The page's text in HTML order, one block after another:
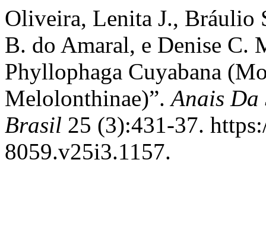
Oliveira, Lenita J., Bráulio
B. do Amaral, e Denise C.
Phyllophaga Cuyabana
Melolonthinae)”.Anais Da
Brasil 25 (3):431-37.
8059.v25i3.1157.